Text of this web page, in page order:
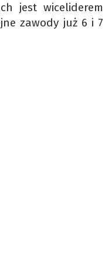
jest wiceliderem
zawody już 6 i 7